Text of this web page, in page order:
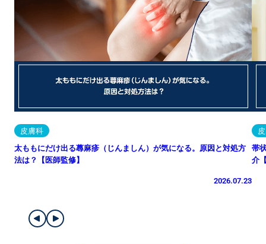
皮膚科
太ももにだけ出る蕁麻疹（じんましん）が気になる。原因と対処方
法は？【医師監修】
2026.07.23
帯
介